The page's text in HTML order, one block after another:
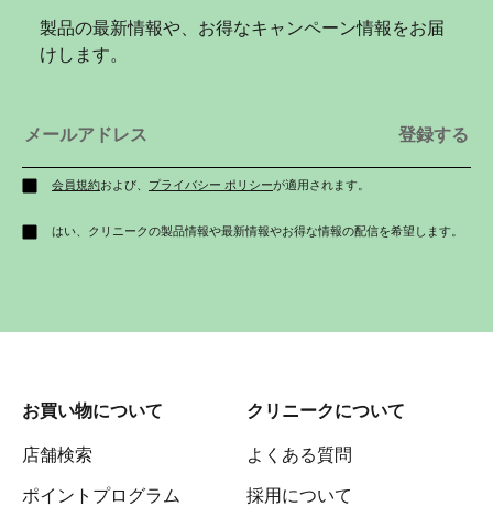
製品の最新情報や、お得なキャンペーン情報をお届
けします。
会員規約および、 プライバシー ポリシーが適用されます。
はい、クリニークの製品情報や最新情報やお得な情報の配信を希望します。
お買い物について
店舗検索
ポイントプログラム
クリニークについて
よくある質問
採用について